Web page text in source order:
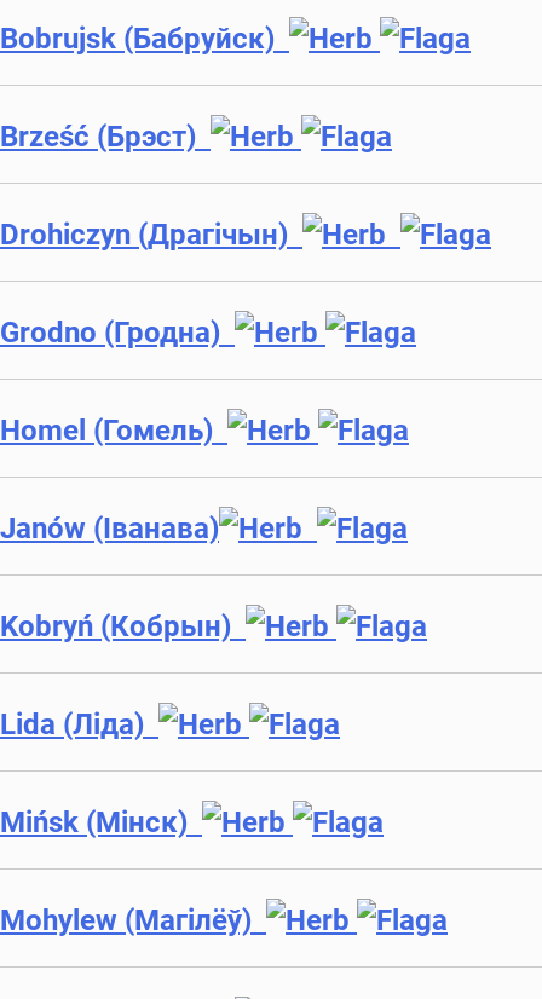
Bobrujsk (Бабруйск)
Brześć (Брэст)
Drohiczyn (Драгічын)
Grodno (Гродна)
Homel (Гомель)
Janów (Іванава)
Kobryń (Кoбрын)
Lida (Ліда)
Mińsk (Мінск)
Mohylew (Магілёў)